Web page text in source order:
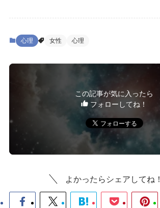
心理 女性 心理
この記事が気に入ったら
フォローしてね！
よかったらシェアしてね！